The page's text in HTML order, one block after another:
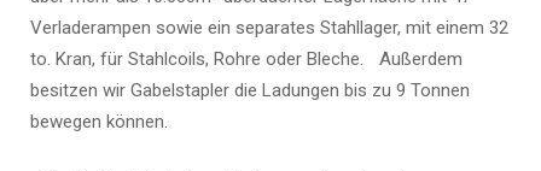
Verladerampen sowie ein separates Stahllager, mit einem 32
to. Kran, für Stahlcoils, Rohre oder Bleche. Außerdem
besitzen wir Gabelstapler die Ladungen bis zu 9 Tonnen
bewegen können.